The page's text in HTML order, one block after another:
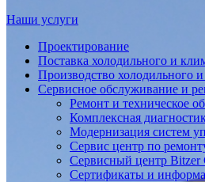
Наши услуги
Проектирование
Поставка холодильного и
Производство холодильного
Сервисное обслуживание и
Ремонт и техническое
Комплексная
Модернизация систем
Сервис центр по
Сервисный центр Bitzer
Сертификаты и